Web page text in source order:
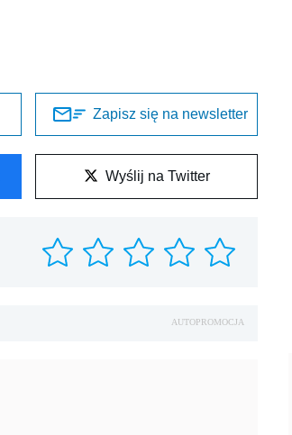
Zapisz się na newsletter
Wyślij na Twitter
AUTOPROMOCJA